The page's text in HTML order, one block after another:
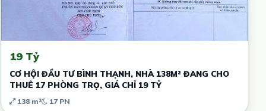
19 Tỷ
CƠ HỘI ĐẦU TƯ BÌNH THẠNH, NHÀ 138M² ĐANG CHO
THUÊ 17 PHÒNG TRỌ, GIÁ CHỈ 19 TỶ
138 m² 17 PN